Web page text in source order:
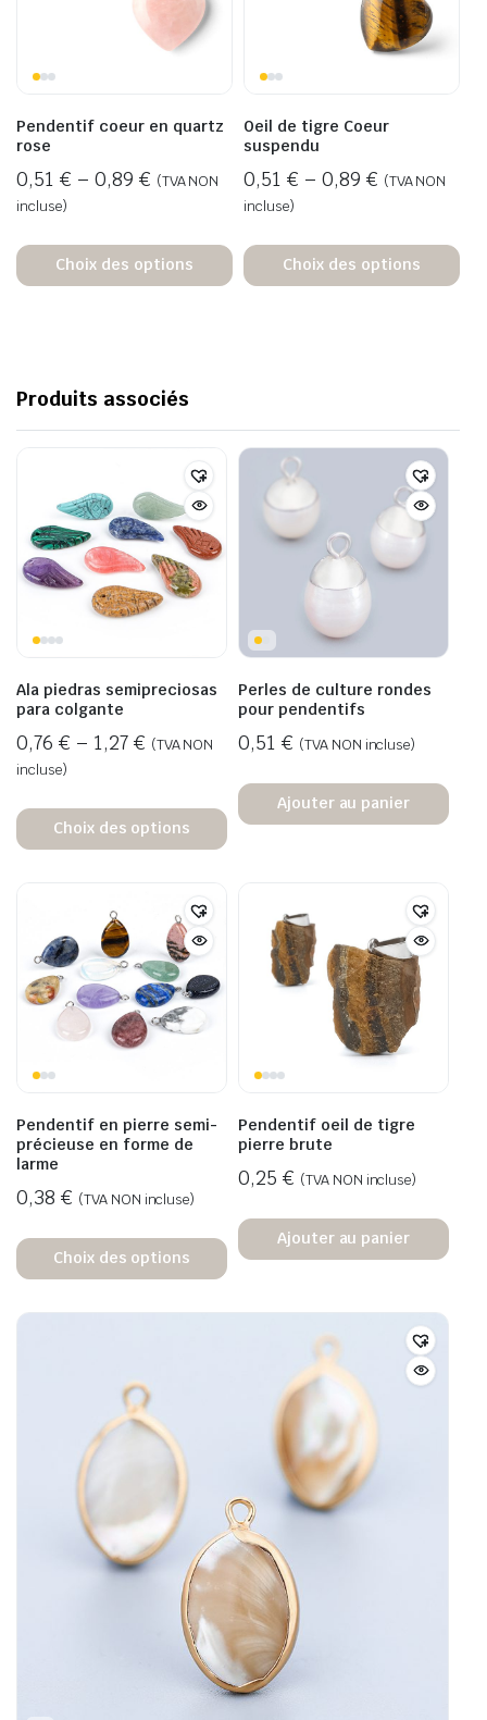
Pendentif coeur en quartz
rose
0,51 € – 0,89 € (TVA NON
incluse)
Choix des options
Oeil de tigre Coeur
suspendu
0,51 € – 0,89 € (TVA NON
incluse)
Choix des options
Produits associés
Ala piedras semipreciosas
para colgante
0,76 € – 1,27 € (TVA NON
incluse)
Choix des options
Perles de culture rondes
pour pendentifs
0,51 € (TVA NON incluse)
Ajouter au panier
Pendentif en pierre semi-
précieuse en forme de
larme
0,38 € (TVA NON incluse)
Choix des options
Pendentif oeil de tigre
pierre brute
0,25 € (TVA NON incluse)
Ajouter au panier